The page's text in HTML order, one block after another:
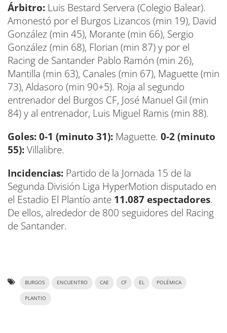
Árbitro: Luis Bestard Servera (Colegio Balear).
Amonestó por el Burgos Lizancos (min 19), David
González (min 45), Morante (min 66), Sergio
González (min 68), Florian (min 87) y por el
Racing de Santander Pablo Ramón (min 26),
Mantilla (min 63), Canales (min 67), Maguette (min
73), Aldasoro (min 90+5). Roja al segundo
entrenador del Burgos CF, José Manuel Gil (min
84) y al entrenador, Luis Miguel Ramis (min 88).
Goles:0-1 (minuto 31): Maguette. 0-2 (minuto
55):Villalibre.
Incidencias: Partido de la Jornada 15 de la
Segunda División Liga HyperMotion disputado en
el Estadio El Plantío ante 11.087 espectadores.
De ellos, alrededor de 800 seguidores del Racing
de Santander.
BURGOS ENCUENTRO CAE CF EL POLÉMICA
PLANTIO